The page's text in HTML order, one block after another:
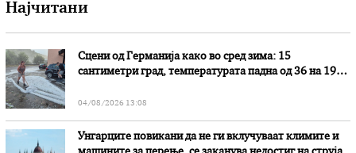
Најчитани
Сцени од Германија како во сред зима: 15
сантиметри град, температурата падна од 36 на 19
04/08/2026 13:08
Унгарците повикани да не ги вклучуваат климите и